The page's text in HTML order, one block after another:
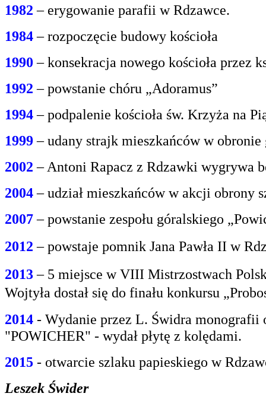
1982 – erygowanie parafii w Rdzawce.
1984– rozpoczęcie budowy kościoła
1990 – konsekracja nowego kościoła przez
1992 – powstanie chóru „Adoramus”
1994– podpalenie kościoła św. Krzyża na
1999– udany strajk mieszkańców w
2002 – Antoni Rapacz z Rdzawki wygrywa
2004– udział mieszkańców w akcji obrony
2007– powstanie zespołu góralskiego
2012 – powstaje pomnik Jana Pawła II w
2013– 5 miejsce w VIII Mistrzostwach
Wojtyła dostał się do finału konkursu
2014 - Wydanie przez L. Świdra monografii
"POWICHER" - wydał płytę z kolędami.
2015 - otwarcie szlaku papieskiego w
Leszek Świder